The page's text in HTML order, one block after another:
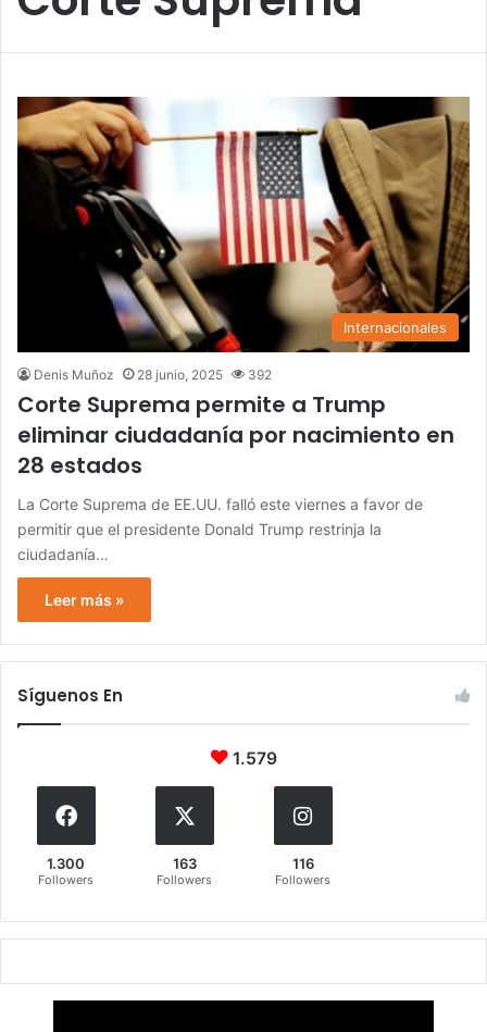
Internacionales
Denis Muñoz 28 junio, 2025 392
Corte Suprema permite a Trump
eliminar ciudadanía por nacimiento en
28 estados
La Corte Suprema de EE.UU. falló este viernes a favor de
permitir que el presidente Donald Trump restrinja la
ciudadanía…
Leer más »
Síguenos En
1.579
1.300
Followers
163
Followers
116
Followers